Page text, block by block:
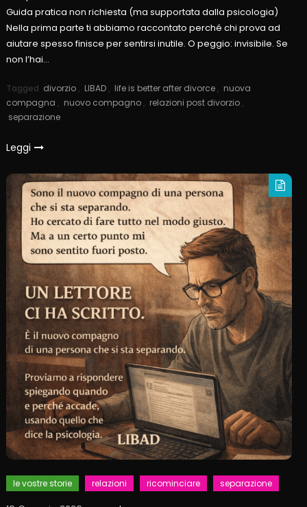
Guida pratica non richiesta (ma supportata dalla psicologia)
Nella prima parte ti abbiamo raccontato perché chi prova ad
aiutare spesso finisce per sentirsi inutile. O peggio: invisibile. Se
non l’hai…
Tagged divorzio , LIBAD , life is better after divorce , nuova
compagna , nuovo compagno , relazioni post divorzio ,
separazione
Leggi
le vostre storie relazioni ricominciare separazione